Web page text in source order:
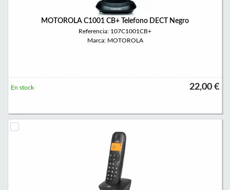
MOTOROLA C1001 CB+ Telefono DECT Negro
Referencia: 107C1001CB+
Marca: MOTOROLA
22,00 €
En stock